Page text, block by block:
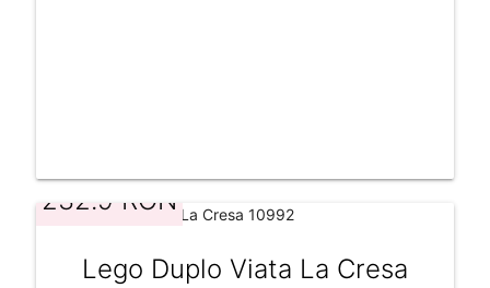
232.9 RON
Lego Duplo Viata La Cresa